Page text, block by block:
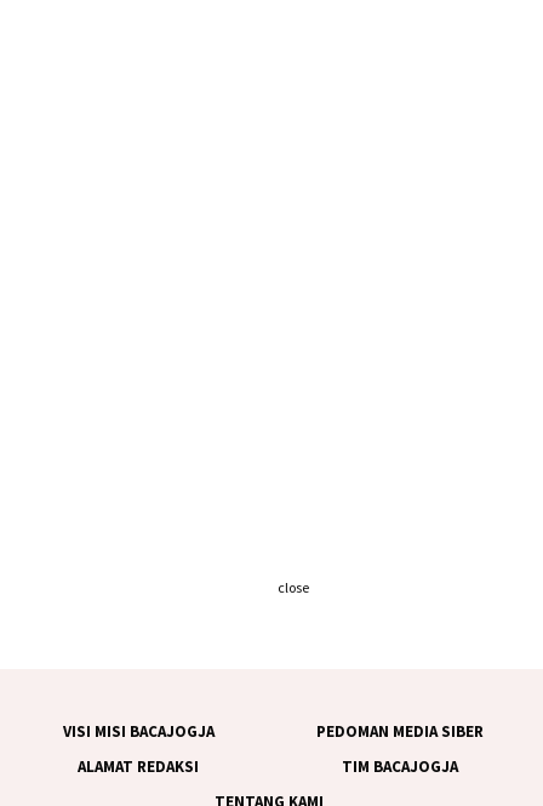
VISI MISI BACAJOGJA
PEDOMAN MEDIA SIBER
ALAMAT REDAKSI
TIM BACAJOGJA
TENTANG KAMI
close